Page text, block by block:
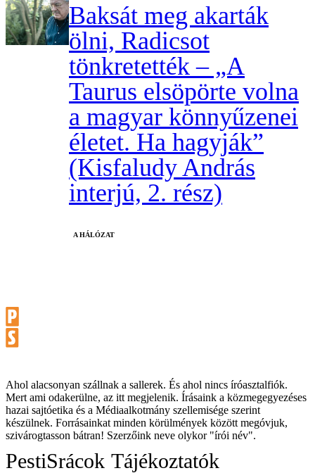
Baksát meg akarták
ölni, Radicsot
tönkretették – „A
Taurus elsöpörte volna
a magyar könnyűzenei
életet. Ha hagyják”
(Kisfaludy András
interjú, 2. rész)
A HÁLÓZAT
Ahol alacsonyan szállnak a sallerek. És ahol nincs íróasztalfiók.
Mert ami odakerülne, az itt megjelenik. Írásaink a közmegegyezéses
hazai sajtóetika és a Médiaalkotmány szellemisége szerint
készülnek. Forrásainkat minden körülmények között megóvjuk,
szivárogtasson bátran! Szerzőink neve olykor "írói név".
PestiSrácok Tájékoztatók